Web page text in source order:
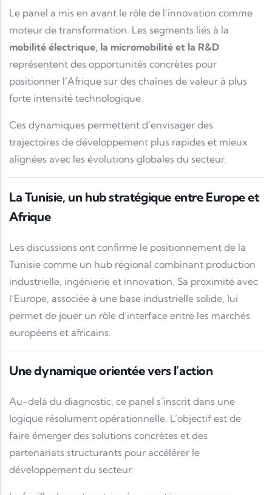
Le panel a mis en avant le rôle de l’innovation comme
moteur de transformation. Les segments liés à la
mobilité électrique, la micromobilité et la R&D
représentent des opportunités concrètes pour
positionner l’Afrique sur des chaînes de valeur à plus
forte intensité technologique.
Ces dynamiques permettent d’envisager des
trajectoires de développement plus rapides et mieux
alignées avec les évolutions globales du secteur.
La Tunisie, un hub stratégique entre Europe et
Afrique
Les discussions ont confirmé le positionnement de la
Tunisie comme un hub régional combinant production
industrielle, ingénierie et innovation. Sa proximité avec
l’Europe, associée à une base industrielle solide, lui
permet de jouer un rôle d’interface entre les marchés
européens et africains.
Une dynamique orientée vers l’action
Au-delà du diagnostic, ce panel s’inscrit dans une
logique résolument opérationnelle. L’objectif est de
faire émerger des solutions concrètes et des
partenariats structurants pour accélérer le
développement du secteur.